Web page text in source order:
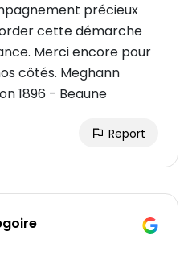
précieux
cette démarche
Merci encore pour
côtés. Meghann
1896 - Beaune
Report